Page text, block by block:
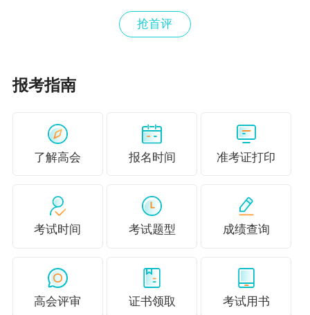
还不考虑报个班吗？正保会计网校新课开讲，加
入网校，网校老师全程辅导，备战高级会计师考
抢首评
报考指南
了解高会 报名时间 准考证打印
考试时间 考试题型 成绩查询
高会评审 证书领取 考试用书